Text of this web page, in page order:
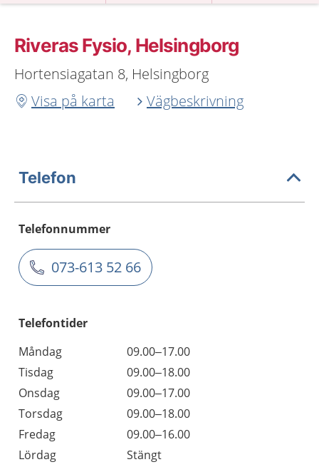
Riveras Fysio, Helsingborg
Hortensiagatan 8, Helsingborg
Visa på karta
Vägbeskrivning
Telefon
Telefonnummer
073-613 52 66
Telefontider
Måndag
09.00–17.00
Tisdag
09.00–18.00
Onsdag
09.00–17.00
Torsdag
09.00–18.00
Fredag
09.00–16.00
Lördag
Stängt